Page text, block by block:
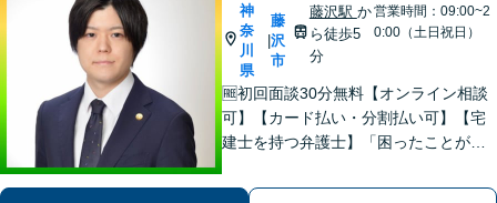
神
奈
川
県
|
藤
沢
市
藤沢駅 か
ら徒歩5
分
営業時間：09:00~2
0:00（土日祝日）
🆓初回面談30分無料【オンライン相談
可】【カード払い・分割払い可】【宅
建士を持つ弁護士】「困ったことがあ
いただけるような、ワンストップサー